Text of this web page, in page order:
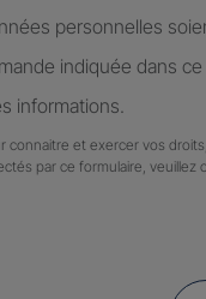
personnelles
indiquée dans
informations.
connaitre et exercer vos
par ce formulaire, veuillez